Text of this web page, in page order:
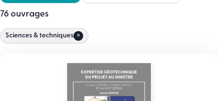
76 ouvrages
Sciences & techniques ✕